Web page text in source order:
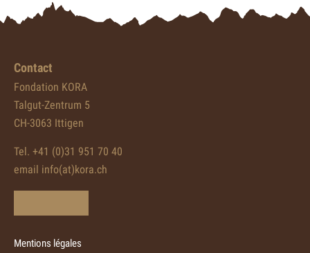
Contact
Fondation KORA
Talgut-Zentrum 5
CH-3063 Ittigen
Tel. +41 (0)31 951 70 40
email info(at)kora.ch
Mentions légales